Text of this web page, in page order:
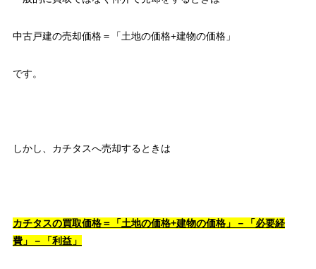
中古戸建の売却価格＝「土地の価格+建物の価格」
です。
しかし、カチタスへ売却するときは
カチタスの買取価格＝「土地の価格+建物の価格」－「必要経
費」－「利益」